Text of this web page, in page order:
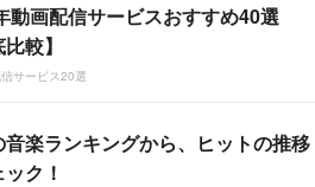
動画配信サービスおすすめ40選
比較】
サービス20選
音楽ランキングから、ヒットの推移
ク！